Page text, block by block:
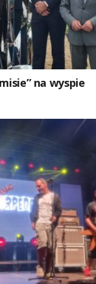
na wyspie